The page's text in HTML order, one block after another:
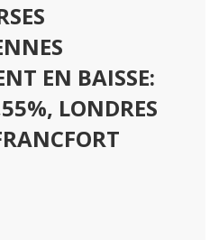
EN BAISSE:
LONDRES